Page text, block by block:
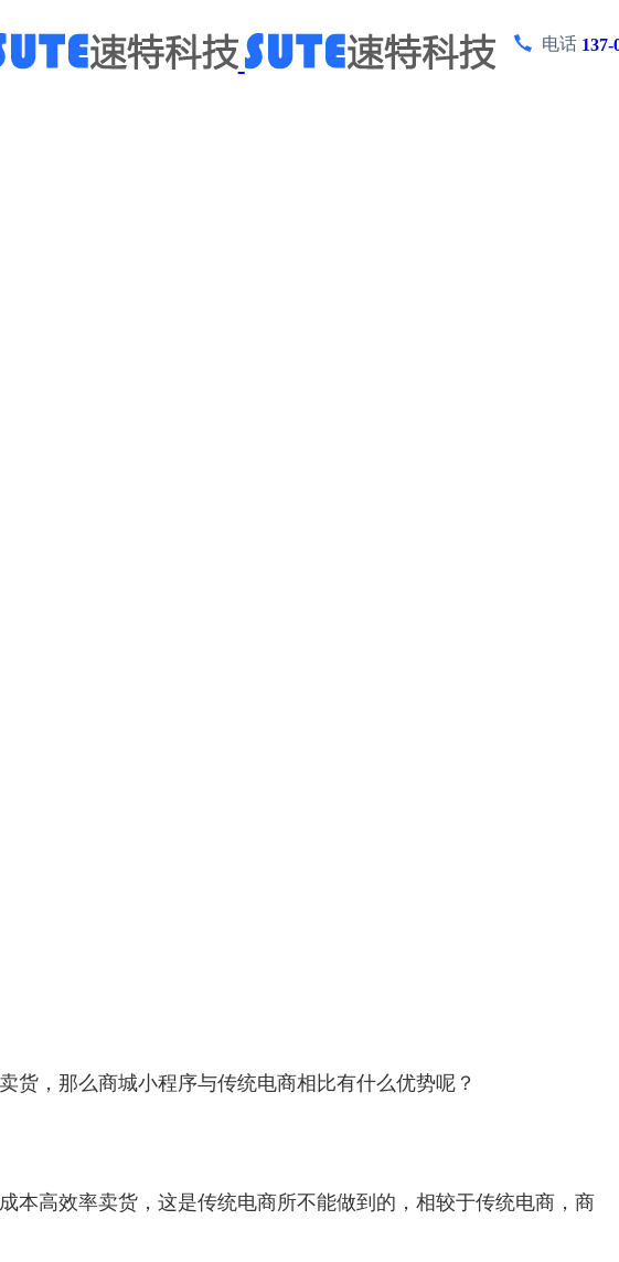
电话 137-
货，那么商城小程序与传统电商相比有什么优势呢？
本高效率卖货，这是传统电商所不能做到的，相较于传统电商，商